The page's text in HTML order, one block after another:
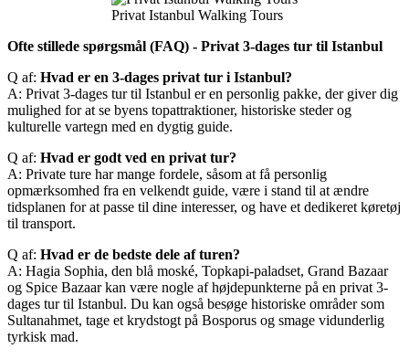
Privat Istanbul Walking Tours
Ofte stillede spørgsmål (FAQ) - Privat 3-dages tur til Istanbul
Q af: Hvad er en 3-dages privat tur i Istanbul?
A: Privat 3-dages tur til Istanbul er en personlig pakke, der giver dig
mulighed for at se byens topattraktioner, historiske steder og
kulturelle vartegn med en dygtig guide.
Q af: Hvad er godt ved en privat tur?
A: Private ture har mange fordele, såsom at få personlig
opmærksomhed fra en velkendt guide, være i stand til at ændre
tidsplanen for at passe til dine interesser, og have et dedikeret køretøj
til transport.
Q af: Hvad er de bedste dele af turen?
A: Hagia Sophia, den blå moské, Topkapi-paladset, Grand Bazaar
og Spice Bazaar kan være nogle af højdepunkterne på en privat 3-
dages tur til Istanbul. Du kan også besøge historiske områder som
Sultanahmet, tage et krydstogt på Bosporus og smage vidunderlig
tyrkisk mad.